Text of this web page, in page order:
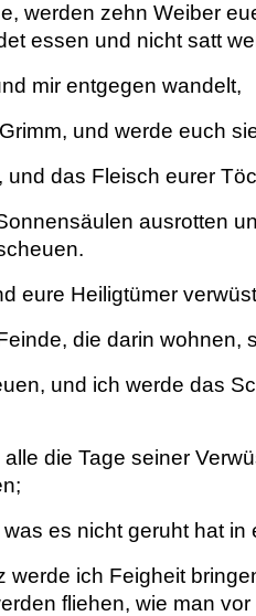
werden zehn Weiber
essen und nicht satt
mir entgegen wandelt,
und werde euch
das Fleisch eurer
ausrotten
eure Heiligtümer
die darin wohnen,
und ich werde das
die Tage seiner
es nicht geruht hat
ich Feigheit
fliehen, wie man